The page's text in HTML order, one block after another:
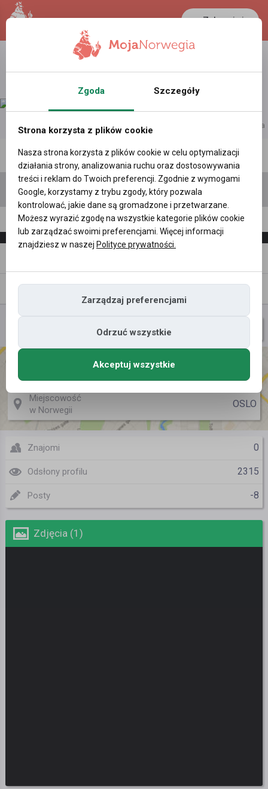
Zaloguj się
reklama
Polecane profile Filtr wyszukiwań
PIG DRIVER
Nazwa użytkownika
w Polsce
Miejscowość
w Norwegii
OSLO
Znajomi 0
Odsłony profilu 2315
Posty -8
Zdjęcia (1)
Zgoda Szczegóły
Strona korzysta z plików cookie
Nasza strona korzysta z plików cookie w celu optymalizacji
działania strony, analizowania ruchu oraz dostosowywania
treści i reklam do Twoich preferencji. Zgodnie z wymogami
Google, korzystamy z trybu zgody, który pozwala
kontrolować, jakie dane są gromadzone i przetwarzane.
Możesz wyrazić zgodę na wszystkie kategorie plików cookie
lub zarządzać swoimi preferencjami. Więcej informacji
znajdziesz w naszej Polityce prywatności.
Zarządzaj preferencjami
Odrzuć wszystkie
Akceptuj wszystkie